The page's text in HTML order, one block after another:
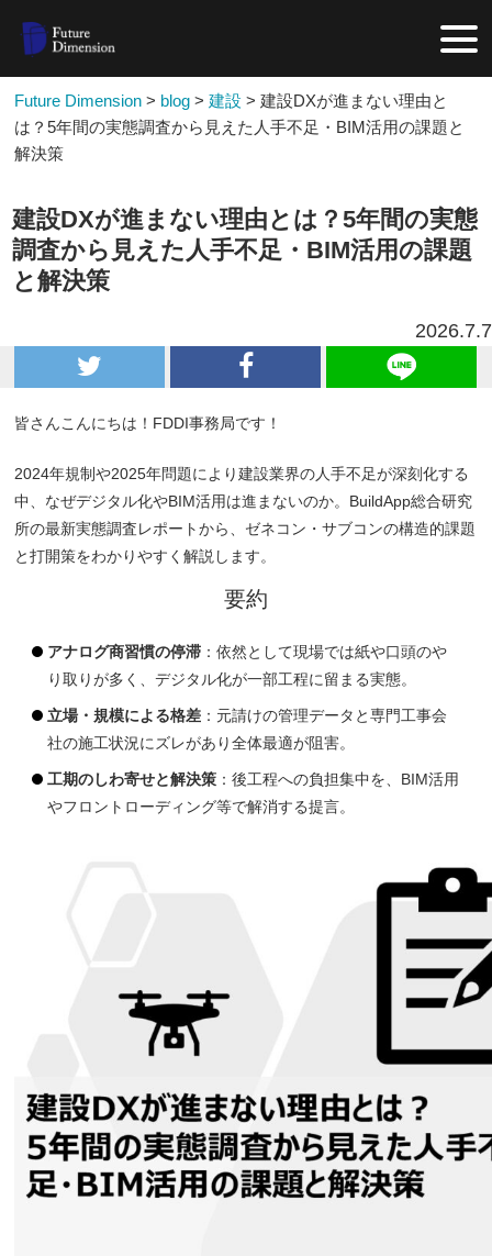
Future Dimension > blog >建設 >建設DXが進まない理由と
は？5年間の実態調査から見えた人手不足・BIM活用の課題と
解決策
建設DXが進まない理由とは？5年間の実態
調査から見えた人手不足・BIM活用の課題
と解決策
2026.7.7
皆さんこんにちは！FDDI事務局です！
2024年規制や2025年問題により建設業界の人手不足が深刻化する
中、なぜデジタル化やBIM活用は進まないのか。BuildApp総合研究
所の最新実態調査レポートから、ゼネコン・サブコンの構造的課題
と打開策をわかりやすく解説します。
要約
アナログ商習慣の停滞 ：依然として現場では紙や口頭のや
り取りが多く、デジタル化が一部工程に留まる実態。
立場・規模による格差 ：元請けの管理データと専門工事会
社の施工状況にズレがあり全体最適が阻害。
工期のしわ寄せと解決策 ：後工程への負担集中を、BIM活用
やフロントローディング等で解消する提言。